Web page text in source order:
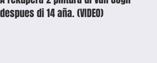
despues di 14 aña. (VIDEO)